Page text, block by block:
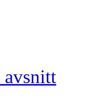
avsnitt